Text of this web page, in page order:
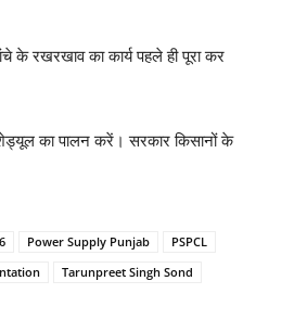
के रखरखाव का कार्य पहले ही पूरा कर
शेड्यूल का पालन करें। सरकार किसानों के
Power Supply Punjab
PSPCL
Tarunpreet Singh Sond